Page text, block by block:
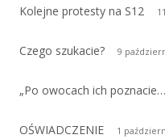
Kolejne protesty na S12
Czego szukacie? 9
„Po owocach ich
OŚWIADCZENIE 1